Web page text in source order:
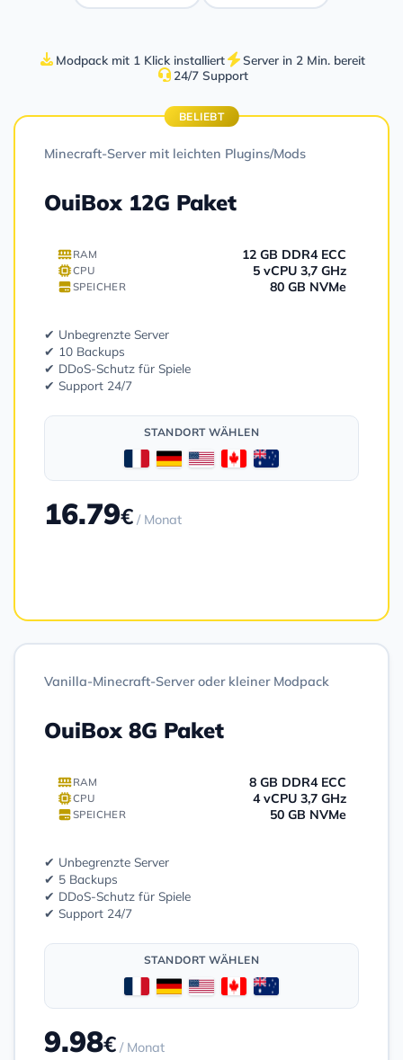
Modpack mit 1 Klick installiert
Server in 2 Min. bereit
24/7 Support
Vanilla-Minecraft-Server oder kleiner Modpack
OuiBox 8G Paket
RAM 8 GB DDR4 ECC
CPU 4 vCPU 3,7 GHz
SPEICHER 50 GB NVMe
✔ Unbegrenzte Server
✔ 5 Backups
✔ DDoS-Schutz für Spiele
✔ Support 24/7
STANDORT WÄHLEN
9.98€ / Monat
BELIEBT
Minecraft-Server mit leichten Plugins/Mods
OuiBox 12G Paket
RAM 12 GB DDR4 ECC
CPU 5 vCPU 3,7 GHz
SPEICHER 80 GB NVMe
✔ Unbegrenzte Server
✔ 10 Backups
✔ DDoS-Schutz für Spiele
✔ Support 24/7
STANDORT WÄHLEN
16.79€ / Monat